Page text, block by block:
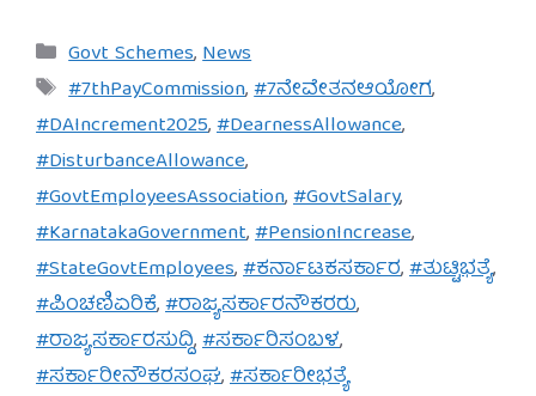
Categories
Govt Schemes,News
Tags
#7thPayCommission,#7ನೇವೇತನಆಯೋಗ,
#DAIncrement2025,#DearnessAllowance,
#DisturbanceAllowance,
#GovtEmployeesAssociation,#GovtSalary,
#KarnatakaGovernment,#PensionIncrease,
#StateGovtEmployees,#ಕರ್ನಾಟಕಸರ್ಕಾರ,#ತುಟ್ಟಿಭತ್ಯೆ,
#ಪಿಂಚಣಿಏರಿಕೆ,#ರಾಜ್ಯಸರ್ಕಾರನೌಕರರು,
#ರಾಜ್ಯಸರ್ಕಾರಸುದ್ದಿ,#ಸರ್ಕಾರಿಸಂಬಳ,
#ಸರ್ಕಾರೀನೌಕರಸಂಘ,#ಸರ್ಕಾರೀಭತ್ಯೆ